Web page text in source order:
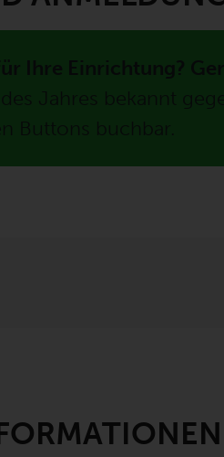
Ihre Einrichtung?
Jahres bekannt
Buttons buchbar.